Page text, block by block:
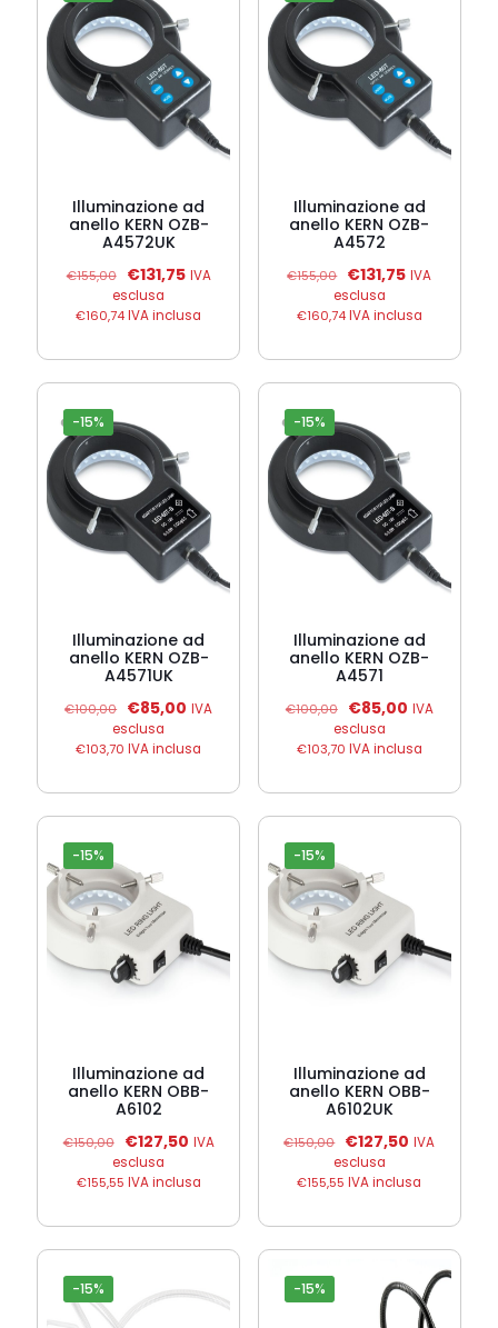
Illuminazione ad
anello KERN OZB-
A4572UK
€155,00
Il
prezzo
originale
€131,75Il
attuale
€131,75.
IVA
esclusa
€160,74IVA inclusa
Illuminazione ad
anello KERN OZB-
A4572
€155,00
Il
prezzo
originale
€131,75Il
attuale
€131,75.
IVA
esclusa
€160,74IVA inclusa
-15%
Illuminazione ad
anello KERN OZB-
A4571UK
€100,00
Il
prezzo
originale
€85,00 Il
attuale
€85,00.
IVA
esclusa
€103,70 IVA inclusa
-15%
Illuminazione ad
anello KERN OZB-
A4571
€100,00
Il
prezzo
originale
€85,00Il
attuale
€85,00.
IVA
esclusa
€103,70 IVA inclusa
-15%
Illuminazione ad
anello KERN OBB-
A6102
€150,00
Il
prezzo
originale
€127,50Il
attuale
€127,50.
IVA
esclusa
€155,55 IVA inclusa
-15%
Illuminazione ad
anello KERN OBB-
A6102UK
€150,00
Il
prezzo
originale
€127,50 Il
attuale
€127,50.
IVA
esclusa
€155,55 IVA inclusa
-15% -15%